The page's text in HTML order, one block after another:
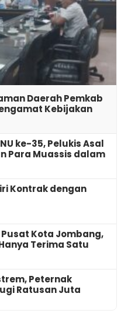
Daerah Pemkab
Kebijakan
ke-35, Pelukis Asal
Para Muassis dalam
Kontrak dengan
Kota Jombang,
Terima Satu
Peternak
Ratusan Juta